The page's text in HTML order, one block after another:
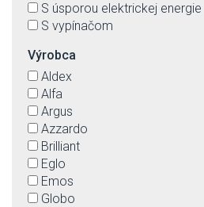
S úsporou elektrickej energie
S vypínačom
Výrobca
Aldex
Alfa
Argus
Azzardo
Brilliant
Eglo
Emos
Globo